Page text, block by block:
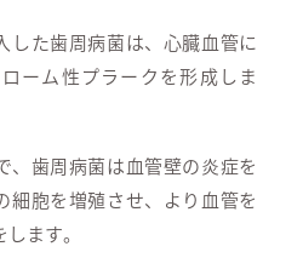
した歯周病菌は、心臓血管に
ーム性プラークを形成しま
、歯周病菌は血管壁の炎症を
細胞を増殖させ、より血管を
ます。